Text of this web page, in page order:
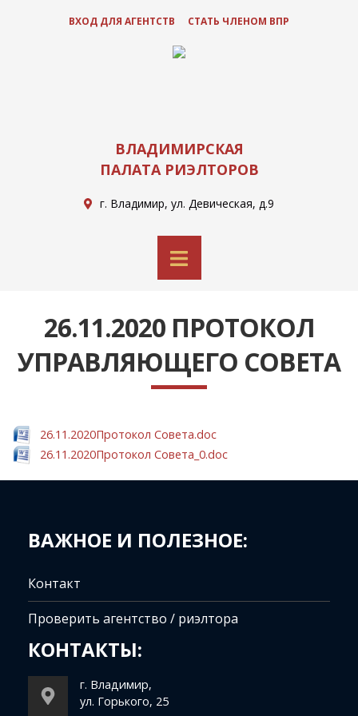
ВХОД ДЛЯ АГЕНТСТВ СТАТЬ ЧЛЕНОМ ВПР
ВЛАДИМИРСКАЯ
ПАЛАТА РИЭЛТОРОВ
г. Владимир, ул. Девическая, д.9
26.11.2020 ПРОТОКОЛ
УПРАВЛЯЮЩЕГО СОВЕТА
26.11.2020Протокол Совета.doc
26.11.2020Протокол Совета_0.doc
ВАЖНОЕ И ПОЛЕЗНОЕ:
Контакт
Проверить агентство / риэлтора
КОНТАКТЫ:
г. Владимир,
ул. Горького, 25